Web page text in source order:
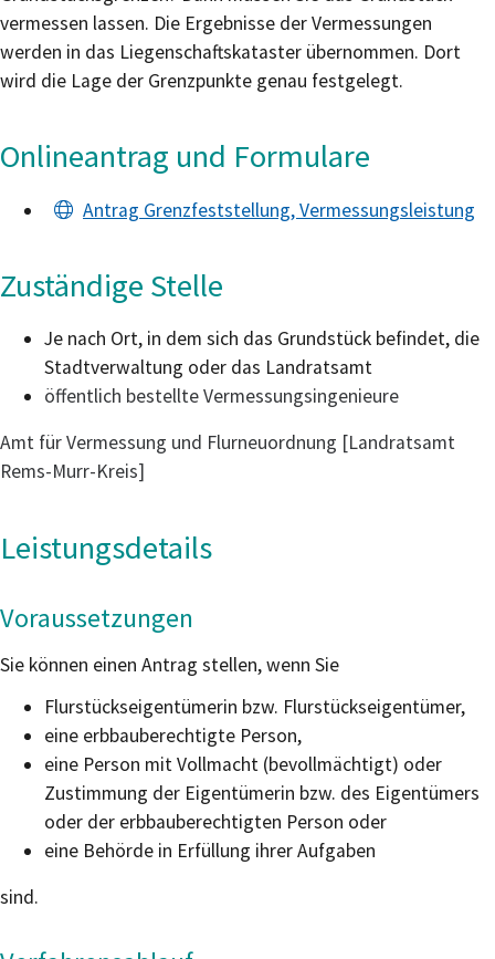
vermessen lassen. Die Ergebnisse der Vermessungen
werden in das Liegenschaftskataster übernommen. Dort
wird die Lage der Grenzpunkte genau festgelegt.
Onlineantrag und Formulare
Antrag Grenzfeststellung, Vermessungsleistung
Zuständige Stelle
Je nach Ort, in dem sich das Grundstück befindet, die
Stadtverwaltung oder das Landratsamt
öffentlich bestellte Vermessungsingenieure
Amt für Vermessung und Flurneuordnung [Landratsamt
Rems-Murr-Kreis]
Leistungsdetails
Voraussetzungen
Sie können einen Antrag stellen, wenn Sie
Flurstückseigentümerin bzw. Flurstückseigentümer,
eine erbbauberechtigte Person,
eine Person mit Vollmacht (bevollmächtigt) oder
Zustimmung der Eigentümerin bzw. des Eigentümers
oder der erbbauberechtigten Person oder
eine Behörde in Erfüllung ihrer Aufgaben
sind.